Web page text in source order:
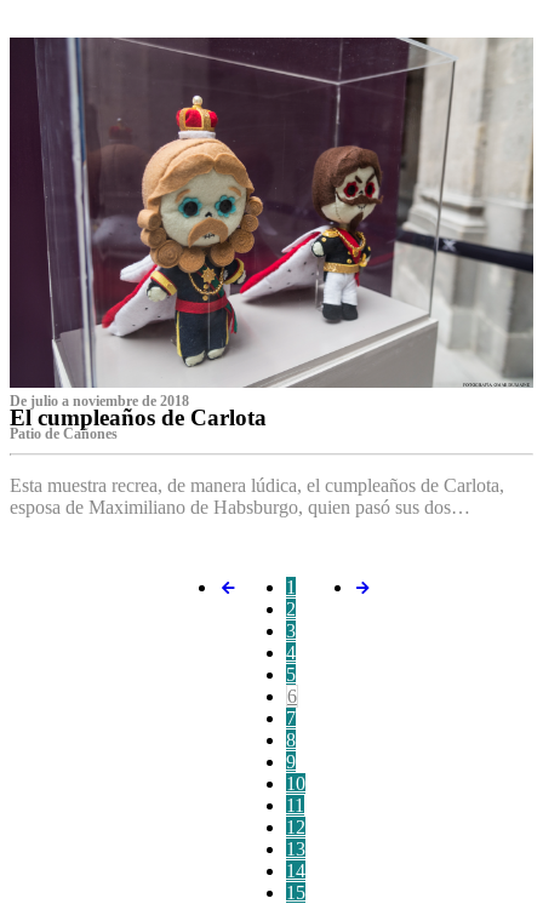
De julio a noviembre de 2018
El cumpleaños de Carlota
Patio de Cañones
Esta muestra recrea, de manera lúdica, el cumpleaños de Carlota,
esposa de Maximiliano de Habsburgo, quien pasó sus dos…
1
2
3
4
5
6
7
8
9
10
11
12
13
14
15